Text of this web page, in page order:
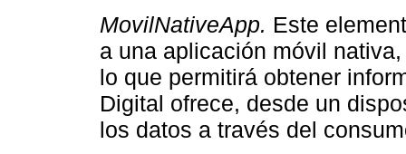
MovilNativeApp. Este
a una aplicación móvil
lo que permitirá obtener
Digital ofrece, desde un
los datos a través del